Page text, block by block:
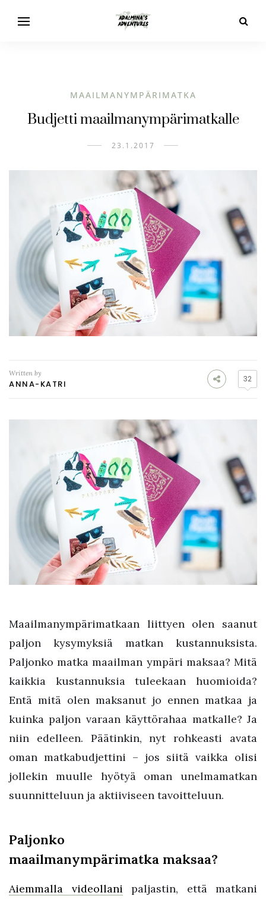
MAAILMANYMPÄRIMATKA
Budjetti maailmanympärimatkalle
23.1.2017
Written by
ANNA-KATRI 32
Maailmanympärimatkaan liittyen olen saanut
paljon kysymyksiä matkan kustannuksista.
Paljonko matka maailman ympäri maksaa? Mitä
kaikkia kustannuksia tuleekaan huomioida?
Entä mitä olen maksanut jo ennen matkaa ja
kuinka paljon varaan käyttörahaa matkalle? Ja
niin edelleen. Päätinkin, nyt rohkeasti avata
oman matkabudjettini – jos siitä vaikka olisi
jollekin muulle hyötyä oman unelmamatkan
suunnitteluun ja aktiiviseen tavoitteluun.
Paljonko
maailmanympärimatka maksaa?
Aiemmalla videollani paljastin, että matkani